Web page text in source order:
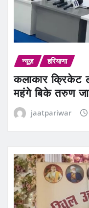
न्यूज़ हरियाणा
कलाकार क्रिकेट
महंगे बिके तरुण
jaatpariwar